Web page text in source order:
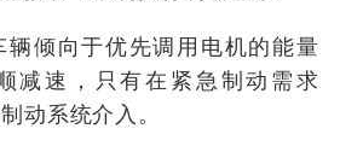
倾向于优先调用电机的能量
减速，只有在紧急制动需求
动系统介入。